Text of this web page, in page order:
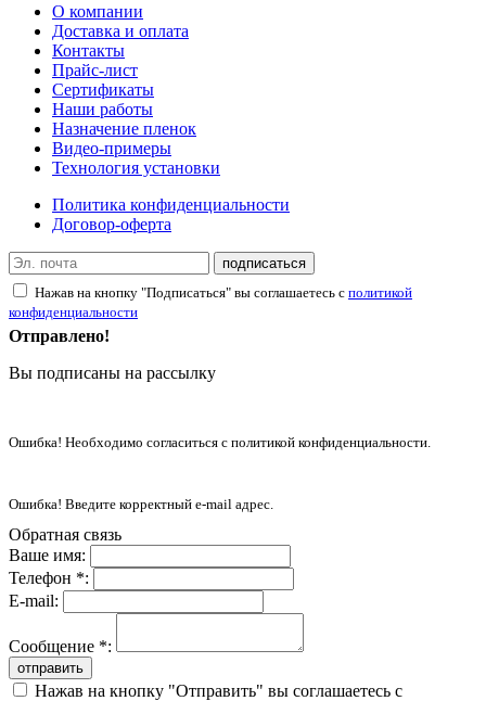
О компании
Доставка и оплата
Контакты
Прайс-лист
Сертификаты
Наши работы
Назначение пленок
Видео-примеры
Технология установки
Политика конфиденциальности
Договор-оферта
подписаться
Нажав на кнопку "Подписаться" вы соглашаетесь с политикой
конфиденциальности
Отправлено!
Вы подписаны на рассылку
Ошибка! Необходимо согласиться с политикой конфиденциальности.
Ошибка! Введите корректный e-mail адрес.
Обратная связь
Ваше имя:
Телефон *:
E-mail:
Сообщение *:
отправить
Нажав на кнопку "Отправить" вы соглашаетесь с